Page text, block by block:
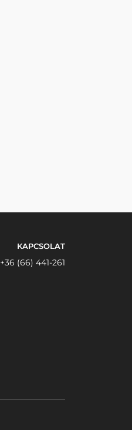
KAPCSOLAT
+36 (66) 441-261